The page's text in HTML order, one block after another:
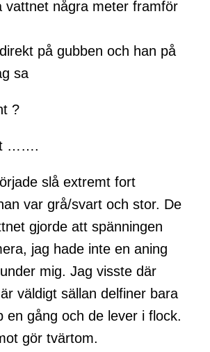
vattnet några meter framför
på gubben och han på
sa
?
…….
slå extremt fort
var grå/svart och stor. De
gjorde att spänningen
jag hade inte en aning
mig. Jag visste där
väldigt sällan delfiner bara
en gång och de lever i flock.
gör tvärtom.